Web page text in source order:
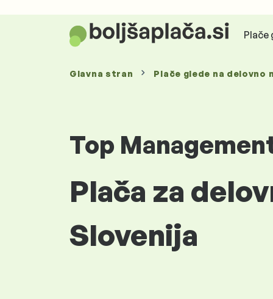
Plače
Glavna stran Plače glede na delovno
Top
Plača za
Slovenija